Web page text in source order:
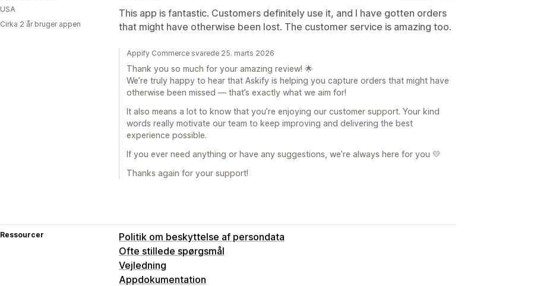
This app is fantastic. Customers definitely use it, and I have gotten orders
that might have otherwise been lost. The customer service is amazing too.
USA
Cirka 2 år bruger appen
Appify Commerce svarede 25. marts 2026
Thank you so much for your amazing review! 🌟
We’re truly happy to hear that Askify is helping you capture orders that might have
otherwise been missed — that’s exactly what we aim for!
It also means a lot to know that you’re enjoying our customer support. Your kind
words really motivate our team to keep improving and delivering the best
experience possible.
If you ever need anything or have any suggestions, we’re always here for you 💛
Thanks again for your support!
Ressourcer
Politik om beskyttelse af persondata
Ofte stillede spørgsmål
Vejledning
Appdokumentation